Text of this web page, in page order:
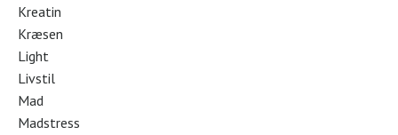
Kreatin
Kræsen
Light
Livstil
Mad
Madstress